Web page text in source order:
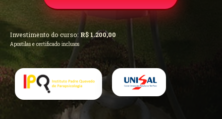
Investimento do curso: R$ 1.200,00
Apostilas e certificado inclusos